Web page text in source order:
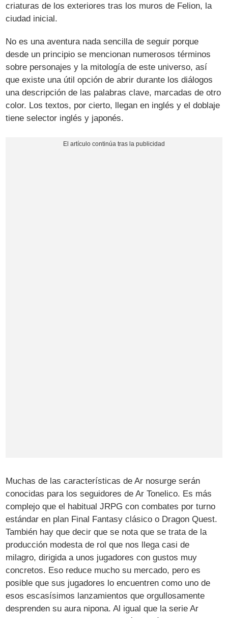
criaturas de los exteriores tras los muros de Felion, la
ciudad inicial.
No es una aventura nada sencilla de seguir porque
desde un principio se mencionan numerosos términos
sobre personajes y la mitología de este universo, así
que existe una útil opción de abrir durante los diálogos
una descripción de las palabras clave, marcadas de otro
color. Los textos, por cierto, llegan en inglés y el doblaje
tiene selector inglés y japonés.
Muchas de las características de Ar nosurge serán
conocidas para los seguidores de Ar Tonelico. Es más
complejo que el habitual JRPG con combates por turno
estándar en plan Final Fantasy clásico o Dragon Quest.
También hay que decir que se nota que se trata de la
producción modesta de rol que nos llega casi de
milagro, dirigida a unos jugadores con gustos muy
concretos. Eso reduce mucho su mercado, pero es
posible que sus jugadores lo encuentren como uno de
esos escasísimos lanzamientos que orgullosamente
desprenden su aura nipona. Al igual que la serie Ar